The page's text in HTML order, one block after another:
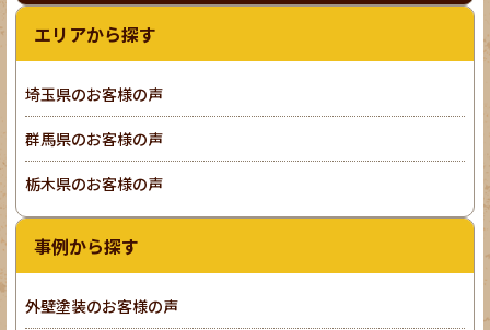
エリアから探す
埼玉県のお客様の声
群馬県のお客様の声
栃木県のお客様の声
事例から探す
外壁塗装のお客様の声